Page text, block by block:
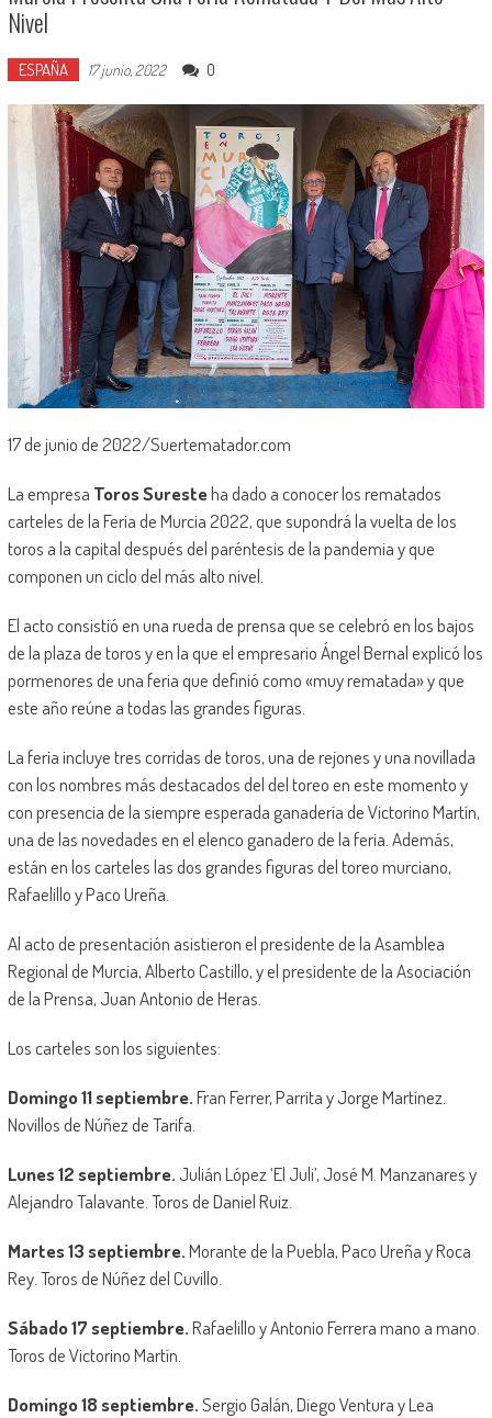
Nivel
ESPAÑA 17 junio, 2022 0
17 de junio de 2022/Suertematador.com
La empresa Toros Suresteha dado a conocer los rematados
carteles de la Feria de Murcia 2022, que supondrá la vuelta de los
toros a la capital después del paréntesis de la pandemia y que
componen un ciclo del más alto nivel.
El acto consistió en una rueda de prensa que se celebró en los bajos
de la plaza de toros y en la que el empresario Ángel Bernal explicó los
pormenores de una feria que definió como «muy rematada» y que
este año reúne a todas las grandes figuras.
La feria incluye tres corridas de toros, una de rejones y una novillada
con los nombres más destacados del del toreo en este momento y
con presencia de la siempre esperada ganadería de Victorino Martín,
una de las novedades en el elenco ganadero de la feria. Además,
están en los carteles las dos grandes figuras del toreo murciano,
Rafaelillo y Paco Ureña.
Al acto de presentación asistieron el presidente de la Asamblea
Regional de Murcia, Alberto Castillo, y el presidente de la Asociación
de la Prensa, Juan Antonio de Heras.
Los carteles son los siguientes:
Domingo 11 septiembre.Fran Ferrer, Parrita y Jorge Martínez.
Novillos de Núñez de Tarifa.
Lunes 12 septiembre. Julián López ‘El Juli’, José M. Manzanares y
Alejandro Talavante. Toros de Daniel Ruiz.
Martes 13 septiembre.Morante de la Puebla, Paco Ureña y Roca
Rey. Toros de Núñez del Cuvillo.
Sábado 17 septiembre.Rafaelillo y Antonio Ferrera mano a mano.
Toros de Victorino Martín.
Domingo 18 septiembre.Sergio Galán, Diego Ventura y Lea